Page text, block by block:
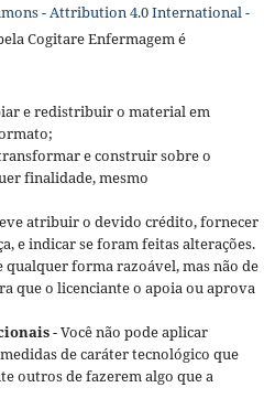
- Attribution 4.0 International -
Cogitare Enfermagem é
e redistribuir o material em
e construir sobre o
finalidade, mesmo
atribuir o devido crédito, fornecer
e indicar se foram feitas alterações.
qualquer forma razoável, mas não de
que o licenciante o apoia ou aprova
- Você não pode aplicar
de caráter tecnológico que
outros de fazerem algo que a